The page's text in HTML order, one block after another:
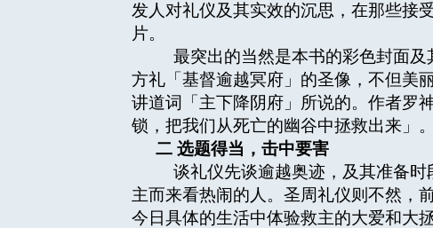
发人对礼仪及其实效的沉思，在那些接
片。
最突出的当然是本书的彩色封面及
方礼「基督逾越冥府」的圣像，不但美
讲道词「主下降阴府」所说的。作者罗
锁，把我们从死亡的幽谷中拯救出来」。
二 选题得当，击中要害
谈礼仪先谈逾越奥迹，及其准备时
主而来看热闹的人。圣周礼仪则不然，
今日具体的生活中体验救主的大爱和大